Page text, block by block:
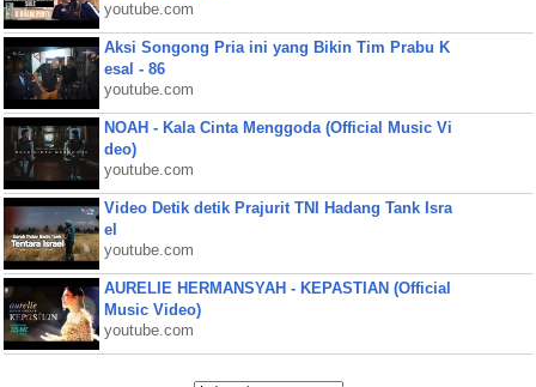
youtube.com
Aksi Songong Pria ini yang Bikin Tim Prabu K
esal - 86
youtube.com
NOAH - Kala Cinta Menggoda (Official Music Vi
deo)
youtube.com
Video Detik detik Prajurit TNI Hadang Tank Isra
el
youtube.com
AURELIE HERMANSYAH - KEPASTIAN (Official
Music Video)
youtube.com